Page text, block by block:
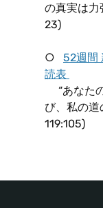
の真実は
23)
○ 52週間
読表
“あなた
び、私の
119:105)